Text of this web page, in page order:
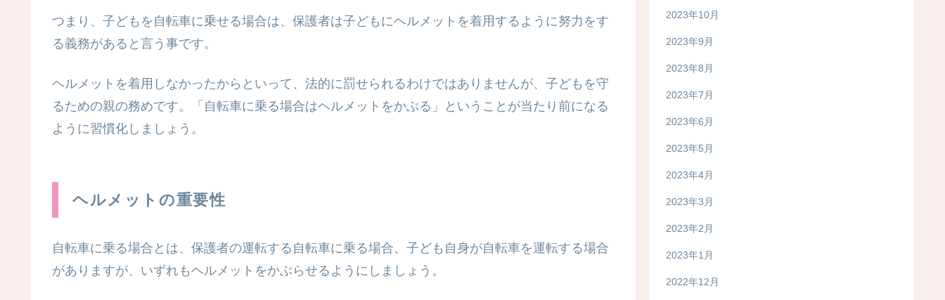
つまり、子どもを自転車に乗せる場合は、保護者は子どもにヘルメットを着用するように努力をす
る義務があると言う事です。
ヘルメットを着用しなかったからといって、法的に罰せられるわけではありませんが、子どもを守
るための親の務めです。「自転車に乗る場合はヘルメットをかぶる」ということが当たり前になる
ように習慣化しましょう。
ヘルメットの重要性
自転車に乗る場合とは、保護者の運転する自転車に乗る場合、子ども自身が自転車を運転する場合
がありますが、いずれもヘルメットをかぶらせるようにしましょう。
2023年10月
2023年9月
2023年8月
2023年7月
2023年6月
2023年5月
2023年4月
2023年3月
2023年2月
2023年1月
2022年12月